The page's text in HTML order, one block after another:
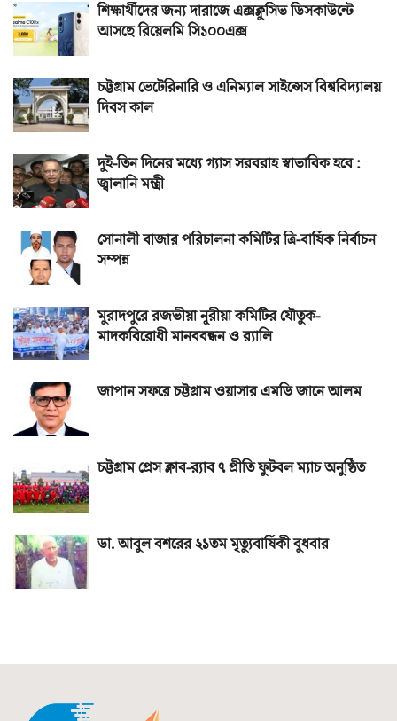
শিক্ষার্থীদের জন্য দারাজে এক্সক্লুসিভ ডিসকাউন্টে
আসছে রিয়েলমি সি১০০এক্স
চট্টগ্রাম ভেটেরিনারি ও এনিম্যাল সাইন্সেস বিশ্ববিদ্যালয়
দিবস কাল
দুই-তিন দিনের মধ্যে গ্যাস সরবরাহ স্বাভাবিক হবে :
জ্বালানি মন্ত্রী
সোনালী বাজার পরিচালনা কমিটির ত্রি-বার্ষিক নির্বাচন
সম্পন্ন
মুরাদপুরে রজভীয়া নূরীয়া কমিটির যৌতুক-
মাদকবিরোধী মানববন্ধন ও র‌্যালি
জাপান সফরে চট্টগ্রাম ওয়াসার এমডি জানে আলম
চট্টগ্রাম প্রেস ক্লাব-র‌্যাব ৭ প্রীতি ফুটবল ম্যাচ অনুষ্ঠিত
ডা. আবুল বশরের ২১তম মৃত্যুবার্ষিকী বুধবার